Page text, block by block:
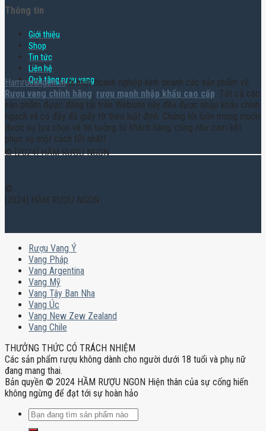
Thông tin
Giới thiệu
Shop
Tin tức
Liên hệ
Quà tặng rượu vang
Hamruoungon.vnlà một doanh nghiệp kinh doanh các sản phẩm về
Rượu vang chính hãng, rượu mạnh nhập khẩu cao cấp. Tất cả các
sản phẩm được đăng tải trên Website này đều được nhập khẩu chính
ngạch và có đầy đủ giấy tờ theo luật định. Chúng tôi luôn mong muốn
được sự lựa chọn và tin tưởng từ khách hàng, cũng như cam kết
phục vụ một cách tốt nhất!
© [2024] HẦM RƯỢU NGON
©
[2024] HẦM RƯỢU NGON
Rượu Vang Ý
Vang Pháp
Vang Argentina
Vang Mỹ
Vang Tây Ban Nha
Vang Úc
Vang New Zew Zealand
Vang Chile
THƯỞNG THỨC CÓ TRÁCH NHIỆM
Các sản phẩm rượu không dành cho người dưới 18 tuổi và phụ nữ
đang mang thai.
Bản quyền © 2024 HẦM RƯỢU NGON Hiện thân của sự cống hiến
không ngừng để đạt tới sự hoàn hảo
Tìm
kiếm: